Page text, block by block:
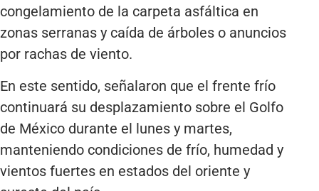
congelamiento de la carpeta asfáltica en
zonas serranas y caída de árboles o anuncios
por rachas de viento.
En este sentido, señalaron que el frente frío
continuará su desplazamiento sobre el Golfo
de México durante el lunes y martes,
manteniendo condiciones de frío, humedad y
vientos fuertes en estados del oriente y